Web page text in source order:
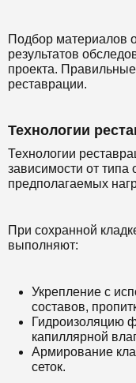
Подбор материалов
результатов
проекта.
реставрации.
Технологии
Технологии
зависимости от типа
предполагаемых
При сохранной
выполняют:
Укрепление с
составов,
Гидроизоляцию
капиллярной
Армирование
сеток.